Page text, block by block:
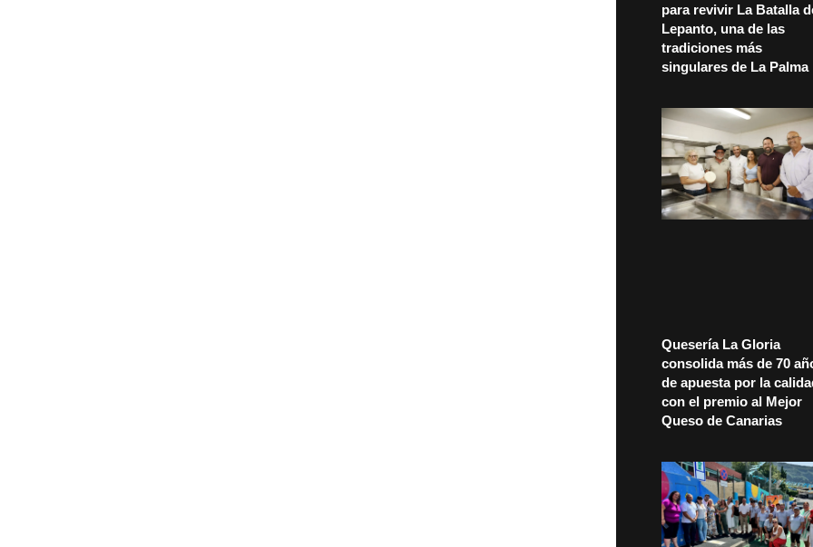
para revivir La Batalla
Lepanto, una de las
tradiciones más
singulares de La Palma
Quesería La Gloria
consolida más de 70
de apuesta por la
con el premio al Mejor
Queso de Canarias